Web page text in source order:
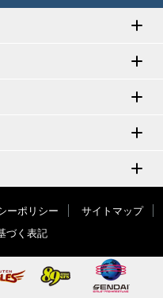
ーポリシー
サイトマップ
づく表記